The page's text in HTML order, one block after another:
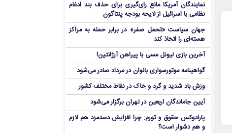
نمایندگان آمریکا مانع رای‌گیری برای حذف بند ادغام
نظامی با اسرائیل از لایحه بودجه پنتاگون
جهان سیاست «تحمل صفر» در برابر حمله به مراکز
هسته‌ای را اتخاذ کند
آخرین بازی لیونل مسی با پیراهن آرژانتین!
گواهینامه موتورسواری بانوان در مرداد صادر می‌شود
وزش باد شدید و گرد و خاک در نقاط مختلف کشور
آیین جاماندگان اربعین در تهران برگزار می‌شود
پارادوکس حقوق و تورم: چرا افزایش دستمزد هم لازم
و هم دشوار است؟